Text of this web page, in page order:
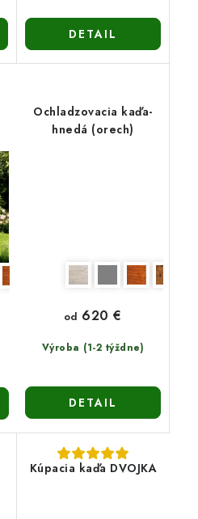
DETAIL
Ochladzovacia kaďa-
hnedá (orech)
Výroba (1-2 týždne)
od 620 €
DETAIL
Kúpacia kaďa DVOJKA